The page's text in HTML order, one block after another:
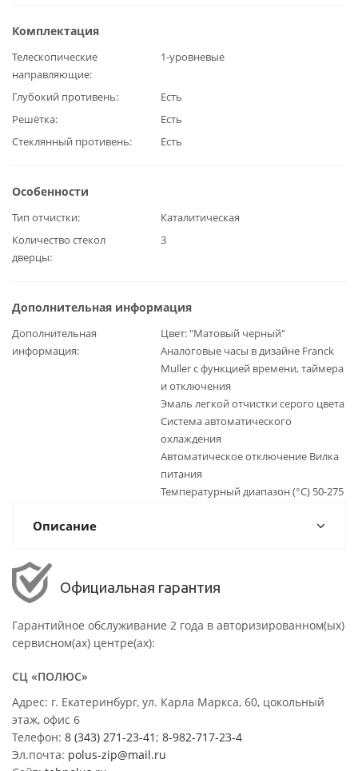
Комплектация
Телескопические
направляющие
1-уровневые
Глубокий противень
Есть
Решётка
Есть
Стеклянный противень
Есть
Особенности
Тип отчистки
Каталитическая
Количество стекол
дверцы
3
Дополнительная информация
Дополнительная
информация
Цвет: "Матовый черный"
Аналоговые часы в дизайне Franck
Muller с функцией времени, таймера
и отключения
Эмаль легкой отчистки серого цвета
Система автоматического
охлаждения
Автоматическое отключение Вилка
питания
Температурный диапазон (°C) 50-275
Описание
Официальная гарантия
Гарантийное обслуживание 2 года в авторизированном(ых)
сервисном(ах) центре(ах):
СЦ «ПОЛЮС»
Адрес: г. Екатеринбург, ул. Карла Маркса, 60, цокольный
этаж, офис 6
Телефон: 8 (343) 271-23-41 ; 8-982-717-23-4
Эл.почта: polus-zip@mail.ru